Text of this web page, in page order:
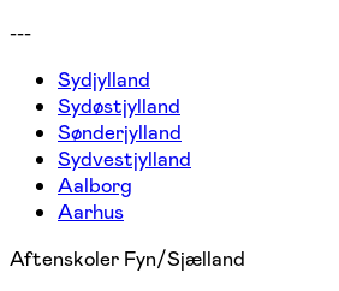
---
Sydjylland
Sydøstjylland
Sønderjylland
Sydvestjylland
Aalborg
Aarhus
Aftenskoler Fyn/Sjælland